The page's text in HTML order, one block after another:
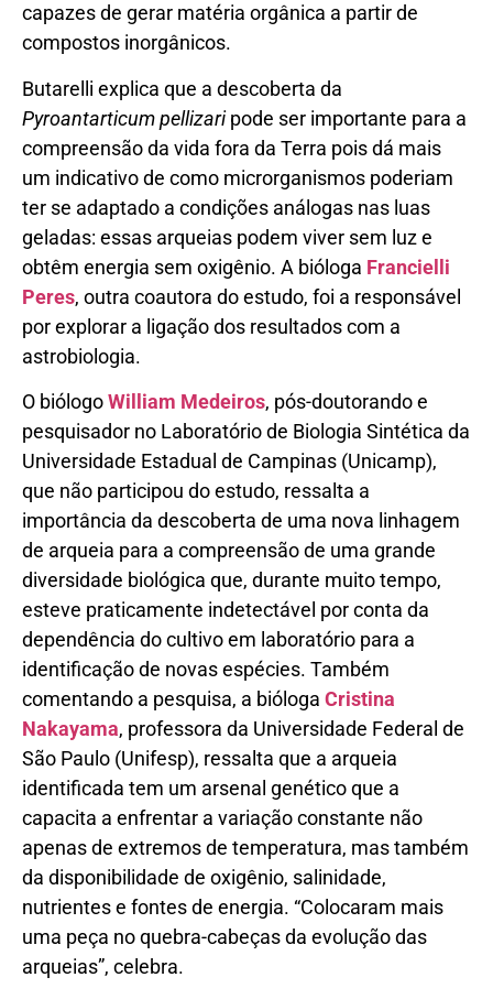
capazes de gerar matéria orgânica a partir de
compostos inorgânicos.
Butarelli explica que a descoberta da
Pyroantarticum pellizaripode ser importante para a
compreensão da vida fora da Terra pois dá mais
um indicativo de como microrganismos poderiam
ter se adaptado a condições análogas nas luas
geladas: essas arqueias podem viver sem luz e
obtêm energia sem oxigênio. A bióloga Francielli
Peres, outra coautora do estudo, foi a responsável
por explorar a ligação dos resultados com a
astrobiologia.
O biólogoWilliam Medeiros, pós-doutorando e
pesquisador no Laboratório de Biologia Sintética da
Universidade Estadual de Campinas (Unicamp),
que não participou do estudo, ressalta a
importância da descoberta de uma nova linhagem
de arqueia para a compreensão de uma grande
diversidade biológica que, durante muito tempo,
esteve praticamente indetectável por conta da
dependência do cultivo em laboratório para a
identificação de novas espécies. Também
comentando a pesquisa, a bióloga Cristina
Nakayama, professora da Universidade Federal de
São Paulo (Unifesp), ressalta que a arqueia
identificada tem um arsenal genético que a
capacita a enfrentar a variação constante não
apenas de extremos de temperatura, mas também
da disponibilidade de oxigênio, salinidade,
nutrientes e fontes de energia. “Colocaram mais
uma peça no quebra-cabeças da evolução das
arqueias”, celebra.